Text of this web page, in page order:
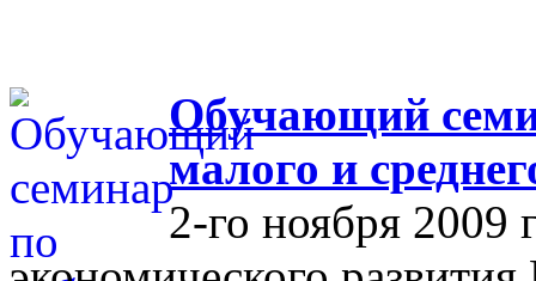
Обучающий
малого и
2-го ноября 2009